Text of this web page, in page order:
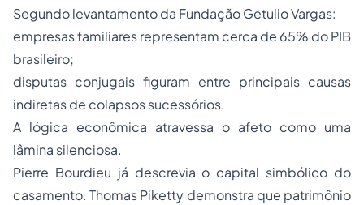
Segundo levantamento da Fundação Getulio Vargas:
empresas familiares representam cerca de 65% do PIB
brasileiro;
disputas conjugais figuram entre principais causas
indiretas de colapsos sucessórios.
A lógica econômica atravessa o afeto como uma
lâmina silenciosa.
Pierre Bourdieu já descrevia o capital simbólico do
casamento. Thomas Piketty demonstra que patrimônio